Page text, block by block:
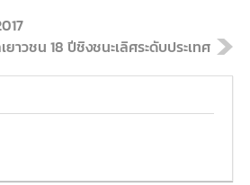
วชน 18 ปีชิงชนะเลิศระดับประเทศ